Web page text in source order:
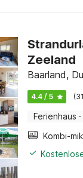
Zeeland
Baarland,
4.4 / 5
Ferienhaus ·